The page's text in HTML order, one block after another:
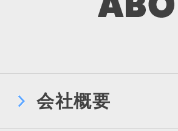
会社概要